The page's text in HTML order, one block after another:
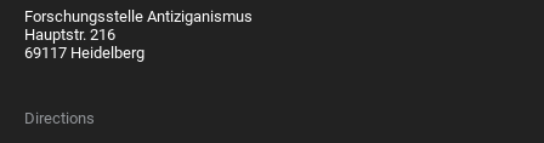
Forschungsstelle Antiziganismus
Hauptstr. 216
69117 Heidelberg
Directions